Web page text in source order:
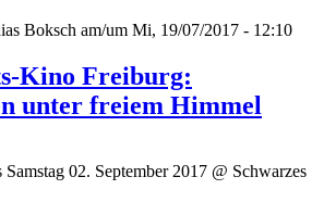
Boksch am/um Mi, 19/07/2017 - 12:10
Kino Freiburg:
unter freiem Himmel
02. September 2017 @ Schwarzes